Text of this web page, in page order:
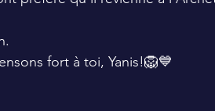
fort à toi, Yanis!🦁💙